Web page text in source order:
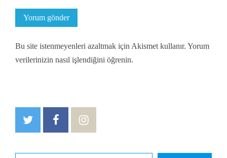
Bu site istenmeyenleri azaltmak için Akismet kullanır. Yorum
verilerinizin nasıl işlendiğini öğrenin.
e-postanızı yazın…